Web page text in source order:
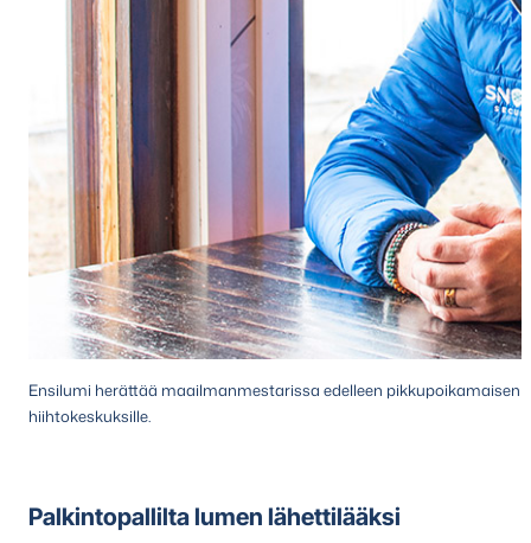
Ensilumi herättää maailmanmestarissa edelleen
hiihtokeskuksille.
Palkintopallilta lumen lähettilääksi